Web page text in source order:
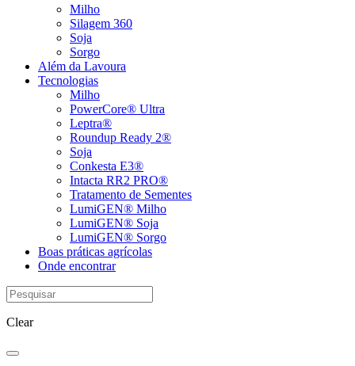
Milho
Silagem 360
Soja
Sorgo
Além da Lavoura
Tecnologias
Milho
PowerCore® Ultra
Leptra®
Roundup Ready 2®
Soja
Conkesta E3®
Intacta RR2 PRO®
Tratamento de Sementes
LumiGEN® Milho
LumiGEN® Soja
LumiGEN® Sorgo
Boas práticas agrícolas
Onde encontrar
Clear